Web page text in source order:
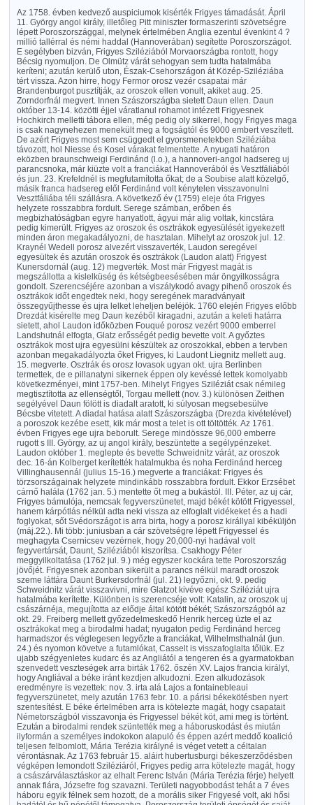
Az 1758. évben kedvező auspiciumok kisérték Frigyes támadását. Ápril
11. György angol király, illetőleg Pitt miniszter formaszerinti szövetségre
lépett Poroszországgal, melynek értelmében Anglia ezentul évenkint 4 ?
millió tallérral és némi haddal (Hannoverában) segítette Poroszországot.
E segélyben bizván, Frigyes Sziléziából Morvaországba rontott, hogy
Bécsig nyomuljon. De Olmütz várát sehogyan sem tudta hatalmába
keríteni; azután kerülő uton, Észak-Csehországon át Közép-Sziléziába
tért vissza. Azon hirre, hogy Fermor orosz vezér csapatai már
Brandenburgot pusztítják, az oroszok ellen vonult, akiket aug. 25.
Zorndorfnál megvert. Innen Szászországba sietett Daun ellen. Daun
október 13-14. közötti éjjel váratlanul rohamot intézett Frigyesnek
Hochkirch melletti tábora ellen, még pedig oly sikerrel, hogy Frigyes maga
is csak nagynehezen menekült meg a fogságtól és 9000 embert veszített.
De azért Frigyes most sem csüggedt el gyorsmenetekben Sziléziába
távozott, hol Niesse és Kosel várakat felmentette. A nyugati határon
eközben braunschweigi Ferdinánd (l.o.), a hannoveri-angol hadsereg uj
parancsnoka, már kiüzte volt a franciákat Hannoverából és Vesztfáliából
és jun. 23. Krefeldnél is megfutamította őkat; de a Soubise alatt közelgő,
másik franca hadsereg elől Ferdinánd volt kénytelen visszavonulni
Vesztfáliába téli szállásra. A következő év (1759) eleje óta Frigyes
helyzete rosszabbra fordult. Serege számban, erőben és
megbizhatóságban egyre hanyatlott, ágyui már alig voltak, kincstára
pedig kimerült. Frigyes az oroszok és osztrákok egyesülését igyekezett
minden áron megakadályozni, de hasztalan. Mihelyt az oroszok jul. 12.
Kraynél Wedell porosz alvezért visszaverték, Laudon seregével
egyesültek és azután oroszok és osztrákok (Laudon alatt) Frigyest
Kunersdornál (aug. 12) megverték. Most már Frigyest magát is
megszállotta a kislelküség és kétségbeesésében már öngyilkosságra
gondolt. Szerencséjére azonban a viszálykodó avagy pihenő oroszok és
osztrákok időt engedtek neki, hogy seregének maradványait
összegyűjthesse és ujra lelket leheljen beléjök. 1760 elején Frigyes előbb
Drezdát kisérelte meg Daun kezéből kiragadni, azután a keleti határra
sietett, ahol Laudon időközben Fouqué porosz vezért 9000 emberrel
Landshutnál elfogta, Glatz erősségét pedig bevette volt. A győztes
osztrákok most ujra egyesülni készültek az oroszokkal, ebben a tervben
azonban megakadályozta őket Frigyes, ki Laudont Liegnitz mellett aug.
15. megverte. Osztrák és orosz lovasok ugyan okt. ujra Berlinben
termettek, de e pillanatyni sikernek éppen oly kevéssé lettek komolyabb
következményei, mint 1757-ben. Mihelyt Frigyes Sziléziát csak némileg
megtisztította az ellenségtől, Torgau mellett (nov. 3.) különösen Zeithen
segélyével Daun fölött is diadalt aratott, ki súlyosan megsebesülve
Bécsbe vitetett. A diadal hatása alatt Szászországba (Drezda kivételével)
a poroszok kezébe esett, kik már most a telet is ott töltötték. Az 1761.
évben Frigyes ege ujra beborult. Serege mindössze 96,000 emberre
rugott s III. György, az uj angol király, beszüntette a segélypénzeket.
Laudon október 1. meglepte és bevette Schweidnitz várát, az oroszok
dec. 16-án Kolberget kerítették hatalmukba és noha Ferdinánd herceg
Villinghausennál (julius 15-16.) megverte a franciákat: Frigyes és
törzsországainak helyzete mindinkább rosszabbra fordult. Ekkor Erzsébet
cárnő halála (1762 jan. 5.) mentette őt meg a bukástól. III. Péter, az uj cár,
Frigyes bámulója, nemcsak fegyverszünetet, majd békét kötött Frigyessel,
hanem kárpótlás nélkül adta neki vissza az elfoglalt vidékeket és a hadi
foglyokat, sőt Svédországot is arra birta, hogy a porosz királlyal kibéküljön
(máj.22.). Mi több: juniusban a cár szövetségre lépett Frigyessel és
meghagyta Csernicsev vezérnek, hogy 20,000-nyi hadával volt
fegyvertársát, Daunt, Sziléziából kiszorítsa. Csakhogy Péter
meggyilkoltatása (1762 jul. 9.) még egyszer kockára tette Poroszország
jövőjét. Frigyesnek azonban sikerült a parancs nélkül maradt oroszok
szeme láttára Daunt Burkersdorfnál (jul. 21) legyőzni, okt. 9. pedig
Schweidnitz várát visszavivni, mire Glatzot kivéve egész Sziléziát ujra
hatalmába kerítette. Különben is szerencséje volt: Katalin, az oroszok uj
császárnéja, megujította az elődje által kötött békét; Szászországból az
okt. 29. Freiberg mellett győzedelmeskedő Henrik herceg üzte el az
osztrákokat meg a birodalmi hadat; nyugaton pedig Ferdinánd herceg
harmadszor és véglegesen legyőzte a franciákat, Wilhelmsthalnál (jun.
24.) és nyomon követve a futamlókat, Casselt is visszafoglalta tőlük. Ez
ujabb szégyenletes kudarc és az Angliától a tengeren és a gyarmatokban
szenvedett veszteségek arra birták 1762. őszén XV. Lajos francia királyt,
hogy Angliával a béke iránt kezdjen alkudozni. Ezen alkudozások
eredményre is vezettek: nov. 3. irta alá Lajos a fontainebleaui
fegyverszünetet, mely azután 1763 febr. 10. a párisi békekötésben nyert
szentesítést. E béke értelmében arra is kötelezte magát, hogy csapatait
Németországból visszavonja és Frigyessel békét köt, ami meg is történt.
Ezután a birodalmi rendek szüntették meg a háboruskodást és miután
ilyformán a személyes indokokon alapuló és éppen azért meddő koalició
teljesen felbomlott, Mária Terézia királyné is véget vetett a céltalan
vérontásnak. Az 1763 február 15. aláirt hubertusburgi békeszerződésben
végképen lemondott Sziléziáról, Frigyes pedig arra kötelezte magát, hogy
a császárválasztáskor az elhalt Ferenc István (Mária Terézia férje) helyett
annak fiára, Józsefre fog szavazni. Területi nagyobbodást tehát a 7 éves
háboru egyik félnek sem hozott, de a morális siker Frigyesé volt, aki hősi